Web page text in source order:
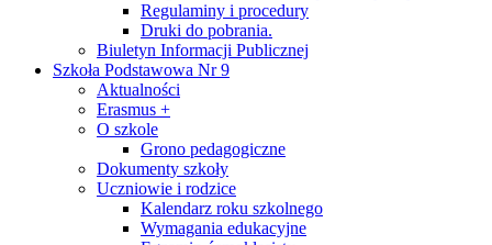
Regulaminy i procedury
Druki do pobrania.
Biuletyn Informacji Publicznej
Szkoła Podstawowa Nr 9
Aktualności
Erasmus +
O szkole
Grono pedagogiczne
Dokumenty szkoły
Uczniowie i rodzice
Kalendarz roku szkolnego
Wymagania edukacyjne